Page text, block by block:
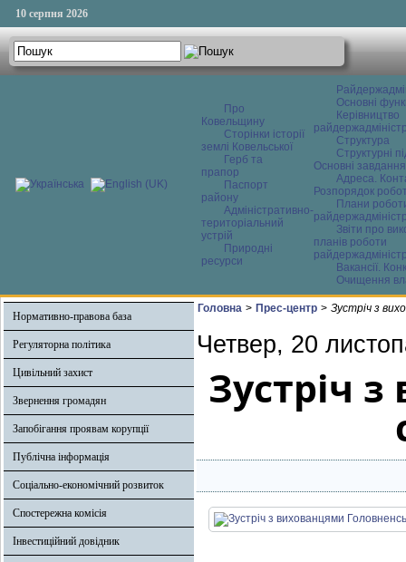
10 серпня 2026
Про
Ковельщину
Сторінки історії
землі Ковельської
Герб та
прапор
Паспорт
району
Адміністративно-
територіальний
устрій
Природні
ресурси
Основні
Керівництво
Структура
Структурні
Основні завдання
Адреса.
Розпорядок
Плани
Звіти про
планів роботи
Вакансії.
Очищення
Нормативно-правова база
Регуляторна політика
Цивільний захист
Звернення громадян
Запобігання проявам корупції
Публічна інформація
Соціально-економічний розвиток
Спостережна комісія
Інвестиційний довідник
Головна > Прес-центр > Зустріч з
Четвер, 20
Зустріч